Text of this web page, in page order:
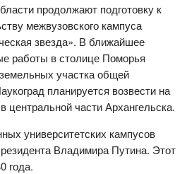
продолжают подготовку к
межвузовского кампуса
звезда». В ближайшее
работы в столице Поморья
участка общей
планируется возвести на
центральной части Архангельска.
университетских кампусов
Владимира Путина. Этот
года.